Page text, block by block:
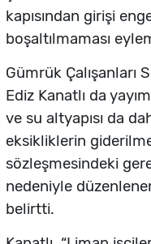
kapısından girişi
boşaltılmaması
Gümrük Çalışanları
Ediz Kanatlı da
ve su altyapısı da
eksikliklerin
sözleşmesindeki
nedeniyle
belirtti.